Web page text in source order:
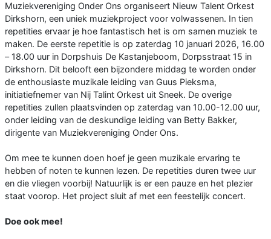
Muziekvereniging Onder Ons organiseert Nieuw Talent Orkest
Dirkshorn, een uniek muziekproject voor volwassenen. In tien
repetities ervaar je hoe fantastisch het is om samen muziek te
maken. De eerste repetitie is op zaterdag 10 januari 2026, 16.00
– 18.00 uur in Dorpshuis De Kastanjeboom, Dorpsstraat 15 in
Dirkshorn. Dit belooft een bijzondere middag te worden onder
de enthousiaste muzikale leiding van Guus Pieksma,
initiatiefnemer van Nij Talint Orkest uit Sneek. De overige
repetities zullen plaatsvinden op zaterdag van 10.00-12.00 uur,
onder leiding van de deskundige leiding van Betty Bakker,
dirigente van Muziekvereniging Onder Ons.
Om mee te kunnen doen hoef je geen muzikale ervaring te
hebben of noten te kunnen lezen. De repetities duren twee uur
en die vliegen voorbij! Natuurlijk is er een pauze en het plezier
staat voorop. Het project sluit af met een feestelijk concert.
Doe ook mee!